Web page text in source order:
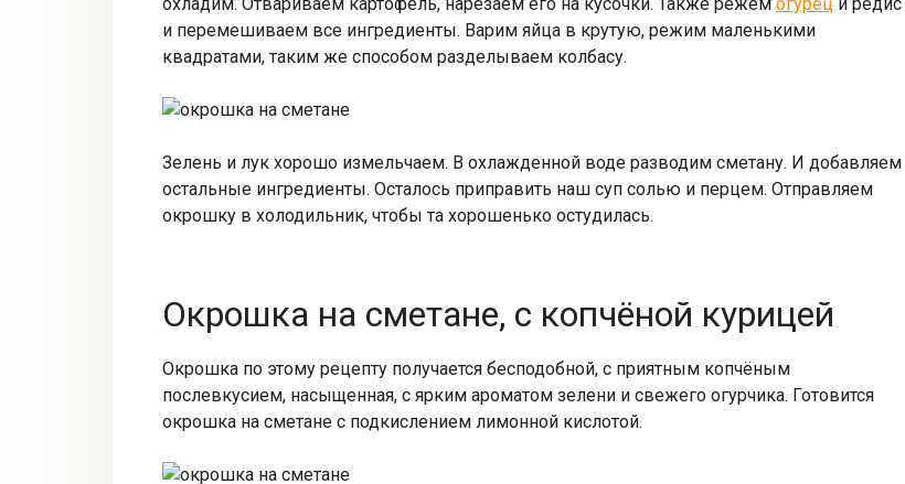
и перемешиваем все ингредиенты. Варим яйца в крутую, режим маленькими
квадратами, таким же способом разделываем колбасу.
Зелень и лук хорошо измельчаем. В охлажденной воде разводим сметану. И добавляем
остальные ингредиенты. Осталось приправить наш суп солью и перцем. Отправляем
окрошку в холодильник, чтобы та хорошенько остудилась.
Окрошка на сметане, с копчёной курицей
Окрошка по этому рецепту получается бесподобной, с приятным копчёным
послевкусием, насыщенная, с ярким ароматом зелени и свежего огурчика. Готовится
окрошка на сметане с подкислением лимонной кислотой.